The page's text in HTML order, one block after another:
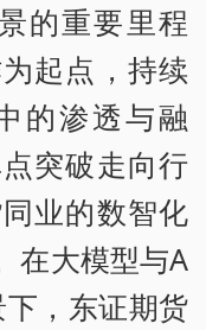
的重要里程
起点，持续
的渗透与融
突破走向行
业的数智化
在大模型与A
，东证期货